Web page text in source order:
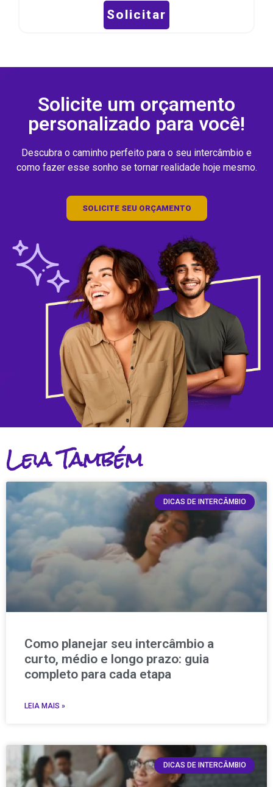
Solicitar
Solicite um orçamento
personalizado para você!
Descubra o caminho perfeito para o seu intercâmbio e
como fazer esse sonho se tornar realidade hoje mesmo.
SOLICITE SEU ORÇAMENTO
Leia Também
DICAS DE INTERCÂMBIO
Como planejar seu intercâmbio a
curto, médio e longo prazo: guia
completo para cada etapa
LEIA MAIS »
DICAS DE INTERCÂMBIO